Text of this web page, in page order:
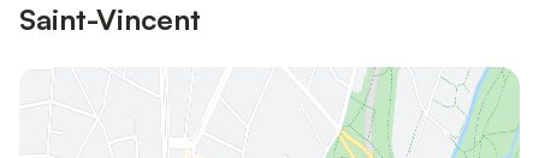
Saint-Vincent